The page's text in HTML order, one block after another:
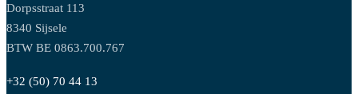
Dorpsstraat 113
8340 Sijsele
BTW BE 0863.700.767
+32 (50) 70 44 13